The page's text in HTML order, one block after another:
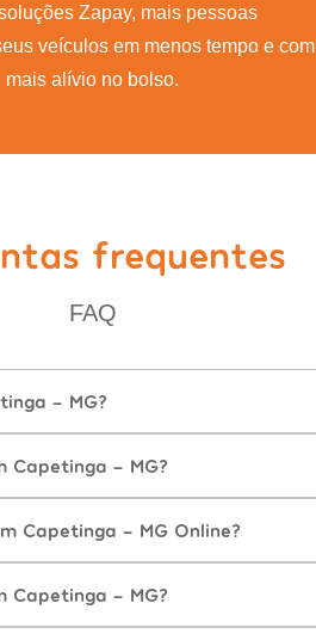
Zapay, mais pessoas
veículos em menos tempo e com
mais alívio no bolso.
frequentes
FAQ
- MG?
Capetinga - MG?
Capetinga - MG Online?
Capetinga - MG?